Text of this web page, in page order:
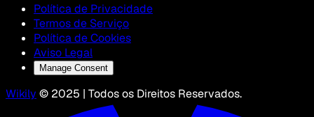
Política de Privacidade
Termos de Serviço
Política de Cookies
Aviso Legal
Manage Consent
Wikily © 2025 | Todos os Direitos Reservados.